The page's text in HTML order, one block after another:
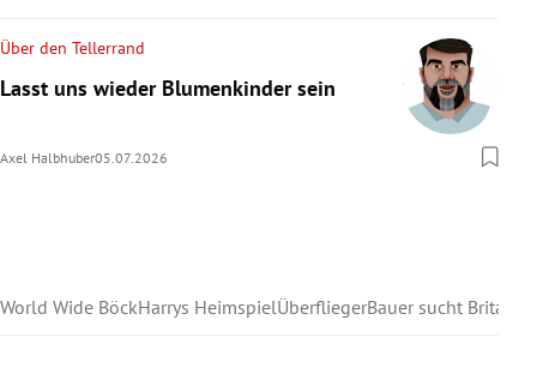
Über den Tellerrand
Lasst uns wieder Blumenkinder sein
Axel Halbhuber05.07.2026
World Wide BöckHarrys HeimspielÜberfliegerBauer sucht Britain